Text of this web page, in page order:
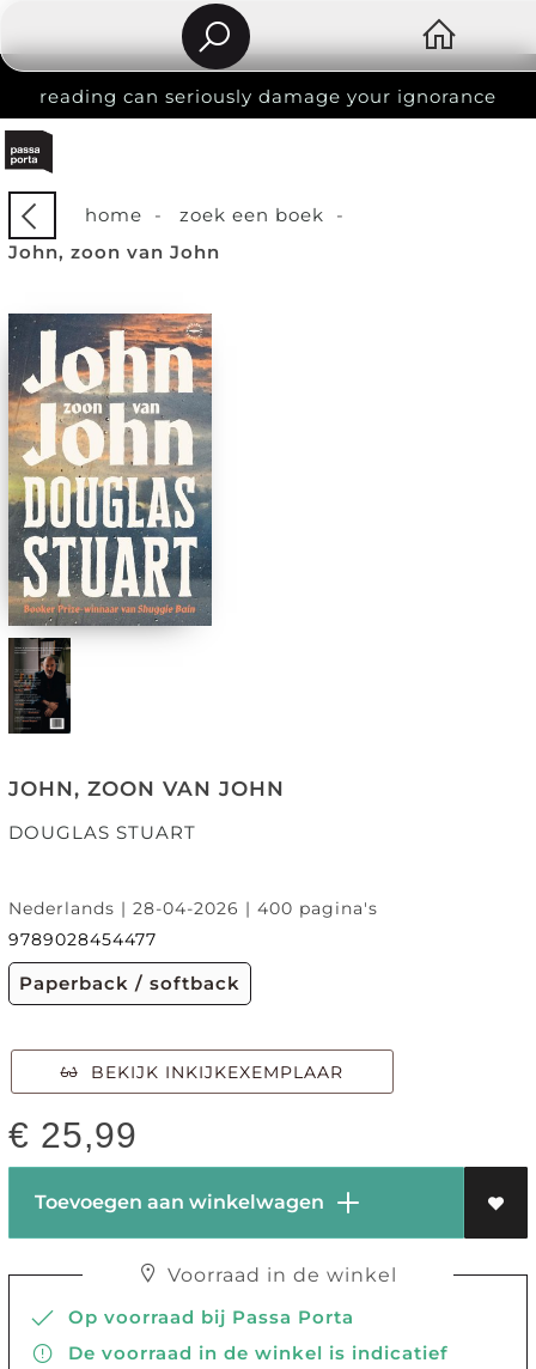
reading can seriously damage your ignorance
home - zoek een boek -
John, zoon van John
JOHN, ZOON VAN JOHN
DOUGLAS STUART
Nederlands | 28-04-2026 | 400 pagina's
9789028454477
Paperback / softback
BEKIJK INKIJKEXEMPLAAR
€ 25,99
Toevoegen aan winkelwagen
Voorraad in de winkel
Op voorraad bij Passa Porta
De voorraad in de winkel is indicatief